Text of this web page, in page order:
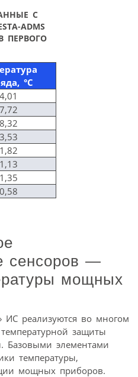
С
ADMS
ПЕРВОГО
°С
сенсоров —
мощных
ИС реализуются во многом
защиты
Базовыми элементами
температуры,
мощных приборов.